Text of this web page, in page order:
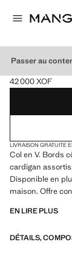
Passer au
PULL-
Prix actuel [42
42 000 XOF
Choisissez une
Couleur Ivoire
Couleur
LIVRAISON GRATUITE
Col en V. Bords
cardigan
Disponible en
maison. Offre
EN LIRE PLUS
DÉTAILS,